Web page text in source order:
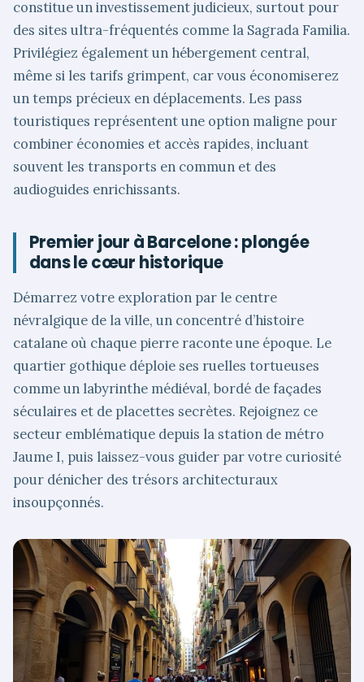
constitue un investissement judicieux, surtout pour
des sites ultra-fréquentés comme la Sagrada Familia.
Privilégiez également un hébergement central,
même si les tarifs grimpent, car vous économiserez
un temps précieux en déplacements. Les pass
touristiques représentent une option maligne pour
combiner économies et accès rapides, incluant
souvent les transports en commun et des
audioguides enrichissants.
Premier jour à Barcelone : plongée
dans le cœur historique
Démarrez votre exploration par le centre
névralgique de la ville, un concentré d’histoire
catalane où chaque pierre raconte une époque. Le
quartier gothique déploie ses ruelles tortueuses
comme un labyrinthe médiéval, bordé de façades
séculaires et de placettes secrètes. Rejoignez ce
secteur emblématique depuis la station de métro
Jaume I, puis laissez-vous guider par votre curiosité
pour dénicher des trésors architecturaux
insoupçonnés.